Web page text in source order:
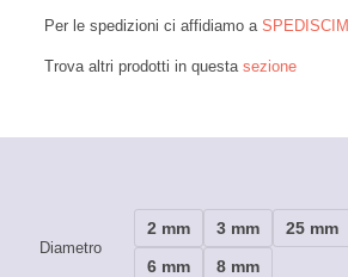
Per le spedizioni ci affidiamo a SPEDISCIMI
Trova altri prodotti in questa sezione
Diametro
2 mm 3 mm 25 mm
6 mm
8 mm